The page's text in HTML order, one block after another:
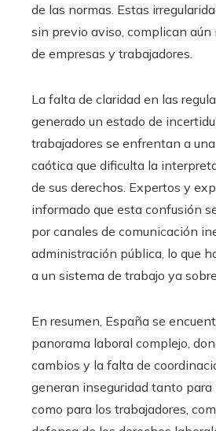
de las normas. Estas
sin previo aviso, complican aún
de empresas y trabajadores.
La falta de claridad en las
generado un estado de
trabajadores se enfrentan a
caótica que dificulta la
de sus derechos. Expertos y
informado que esta confusión
por canales de comunicación
administración pública, lo que
a un sistema de trabajo ya
En resumen, España se
panorama laboral complejo,
cambios y la falta de
generan inseguridad tanto para
como para los trabajadores,